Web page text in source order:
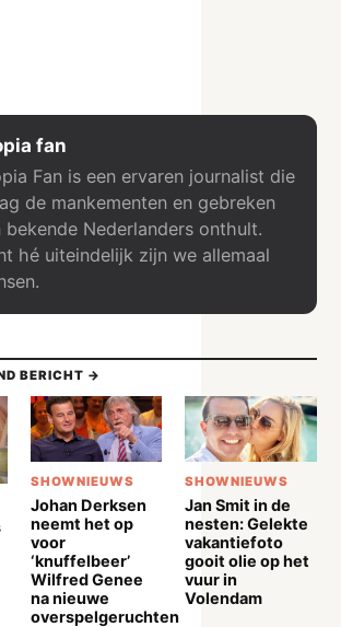
fan
Fan is een ervaren journalist die
de mankementen en gebreken
bekende Nederlanders onthult.
hé uiteindelijk zijn we allemaal
BERICHT →
SHOWNIEUWS
Johan Derksen
neemt het op
voor
‘knuffelbeer’
Wilfred Genee
na nieuwe
overspelgeruchten
SHOWNIEUWS
Jan Smit in de
nesten: Gelekte
vakantiefoto
gooit olie op het
vuur in
Volendam